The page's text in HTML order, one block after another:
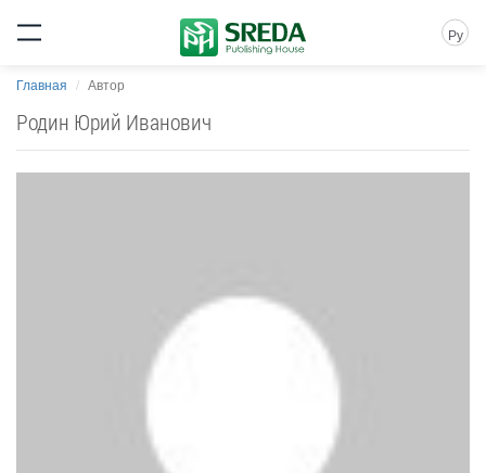
Ру
Главная Автор
Родин Юрий Иванович